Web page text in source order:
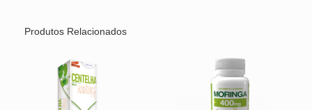
Produtos Relacionados